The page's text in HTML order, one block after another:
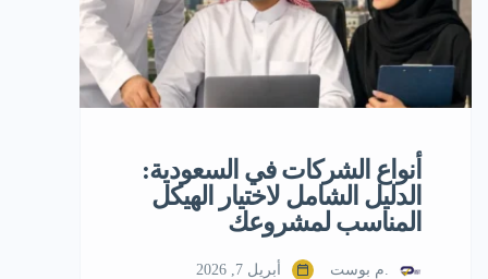
أنواع الشركات في السعودية:
الدليل الشامل لاختيار الهيكل
المناسب لمشروعك
.م بوست أبريل 7, 2026